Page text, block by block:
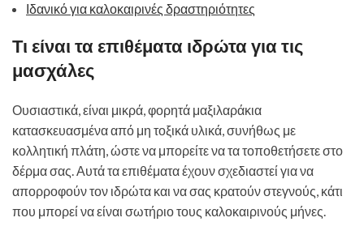
Ιδανικό για καλοκαιρινές δραστηριότητες
Τι είναι τα επιθέματα ιδρώτα για τις
μασχάλες
Ουσιαστικά, είναι μικρά, φορητά μαξιλαράκια
κατασκευασμένα από μη τοξικά υλικά, συνήθως με
κολλητική πλάτη, ώστε να μπορείτε να τα τοποθετήσετε στο
δέρμα σας. Αυτά τα επιθέματα έχουν σχεδιαστεί για να
απορροφούν τον ιδρώτα και να σας κρατούν στεγνούς, κάτι
που μπορεί να είναι σωτήριο τους καλοκαιρινούς μήνες.